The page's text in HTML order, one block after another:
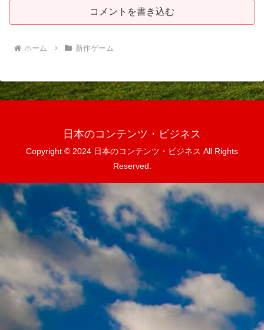
コメントを書き込む
ホーム 新作ゲーム
日本のコンテンツ・ビジネス
Copyright © 2024 日本のコンテンツ・ビジネス All Rights
Reserved.